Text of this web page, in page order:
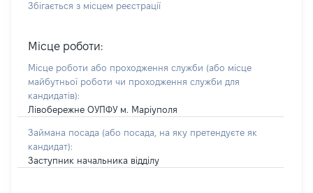
Збігається з місцем реєстрації
Місце роботи:
Місце роботи або проходження служби (або місце
майбутньої роботи чи проходження служби для
кандидатів):
Лівобережне ОУПФУ м. Маріуполя
Займана посада (або посада, на яку претендуєте як
кандидат):
Заступник начальника відділу